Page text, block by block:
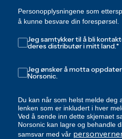
Personopplysningene som
å kunne besvare din forespørsel.
Jeg samtykker til å bli
deres distributør i mitt land.*
Jeg ønsker å motta
Norsonic.
Du kan når som helst melde deg
lenken som er inkludert i hver
Ved å sende inn dette skjemaet
Norsonic kan lagre og behandle
samsvar med vår